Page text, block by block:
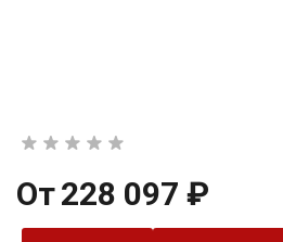
От228 097 ₽